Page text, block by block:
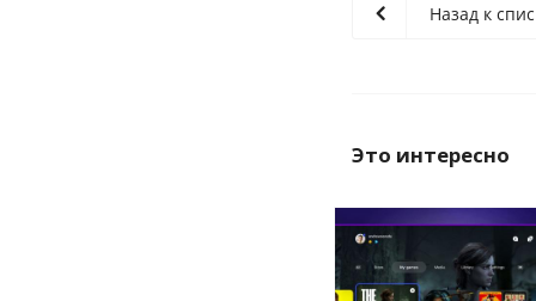
Назад к
Это интересно